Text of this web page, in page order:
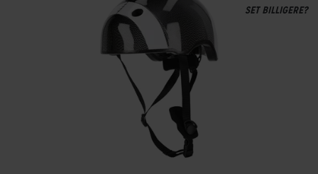
SET BILLIGERE?